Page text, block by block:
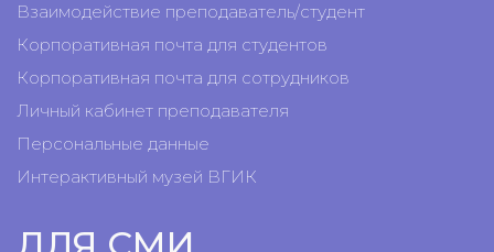
Взаимодействие преподаватель/студент
Корпоративная почта для студентов
Корпоративная почта для сотрудников
Личный кабинет преподавателя
Персональные данные
Интерактивный музей ВГИК